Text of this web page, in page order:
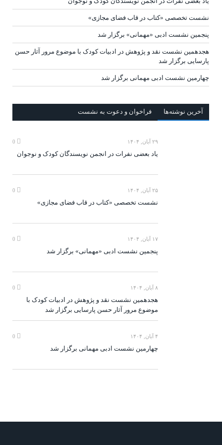
نشست تخصصی «کتاب در قاب فضای مجازی»
پنجمین نشست ادبی «مهمانی» برگزار شد
هجدهمین نشست نقد و پژوهش در ادبیات کودک با موضوع مرور آثار حسن
پارسایی برگزار شد
چهارمین نشست ادبی مهمانی برگزار شد
آخرين‌ نوشته‌ها فراخوان و دعوت به نشست
۲۹ آبان, ۱۴۰۴
یاد بعضی نفرات در انجمن نویسندگان کودک و نوجوان
۲۵ آبان, ۱۴۰۴
نشست تخصصی «کتاب در قاب فضای مجازی»
۱۷ آبان, ۱۴۰۴
پنجمین نشست ادبی «مهمانی» برگزار شد
۸ آبان, ۱۴۰۴
هجدهمین نشست نقد و پژوهش در ادبیات کودک با
موضوع مرور آثار حسن پارسایی برگزار شد
۴ آبان, ۱۴۰۴
چهارمین نشست ادبی مهمانی برگزار شد